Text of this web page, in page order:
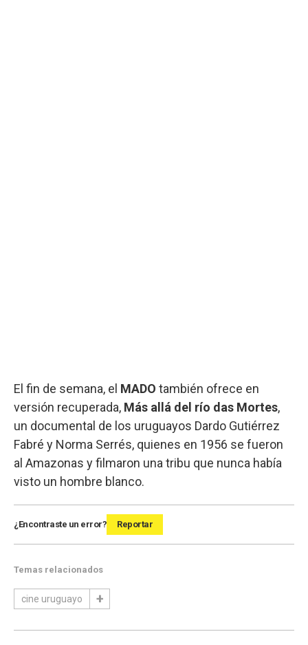
El fin de semana, el MADO también ofrece en
versión recuperada, Más allá del río das Mortes,
un documental de los uruguayos Dardo Gutiérrez
Fabré y Norma Serrés, quienes en 1956 se fueron
al Amazonas y filmaron una tribu que nunca había
visto un hombre blanco.
¿Encontraste un error? Reportar
Temas relacionados
cine uruguayo